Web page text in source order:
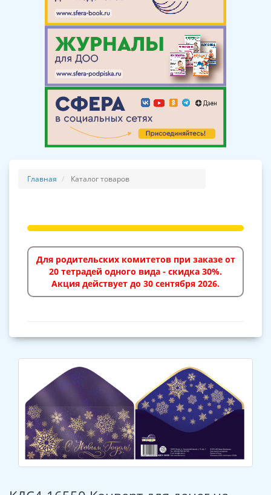
Главная Каталог товаров
Для родительских комитетов при заказе от
20 тетрадей одного вида - скидка 30%.
Акция действует до 30 сентября 2026.